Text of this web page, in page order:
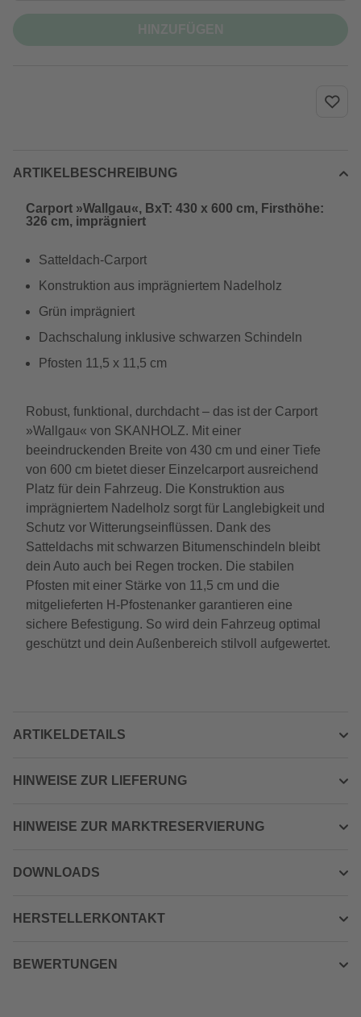
ARTIKELBESCHREIBUNG
Carport »Wallgau«, BxT: 430 x 600 cm, Firsthöhe:
326 cm, imprägniert
Satteldach-Carport
Konstruktion aus imprägniertem Nadelholz
Grün imprägniert
Dachschalung inklusive schwarzen Schindeln
Pfosten 11,5 x 11,5 cm
Robust, funktional, durchdacht – das ist der Carport
»Wallgau« von SKANHOLZ. Mit einer
beeindruckenden Breite von 430 cm und einer Tiefe
von 600 cm bietet dieser Einzelcarport ausreichend
Platz für dein Fahrzeug. Die Konstruktion aus
imprägniertem Nadelholz sorgt für Langlebigkeit und
Schutz vor Witterungseinflüssen. Dank des
Satteldachs mit schwarzen Bitumenschindeln bleibt
dein Auto auch bei Regen trocken. Die stabilen
Pfosten mit einer Stärke von 11,5 cm und die
mitgelieferten H-Pfostenanker garantieren eine
sichere Befestigung. So wird dein Fahrzeug optimal
geschützt und dein Außenbereich stilvoll aufgewertet.
ARTIKELDETAILS
HINWEISE ZUR LIEFERUNG
HINWEISE ZUR MARKTRESERVIERUNG
DOWNLOADS
HERSTELLERKONTAKT
BEWERTUNGEN